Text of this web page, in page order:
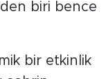
biri bence
bir etkinlik